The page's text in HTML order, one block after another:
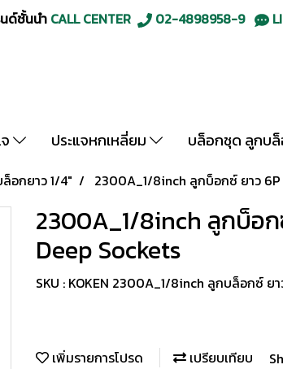
นด์ชั้นนำ CALL CENTER 02-4898958-9
จ ประแจหกเหลี่ยม บล็อกชุด ลูกบ
อกยาว 1/4" 2300A_1/8inch ลูกบ็อกซ์ ยาว 6P
2300A_1/8inch ลูกบ็อก
Deep Sockets
SKU : KOKEN 2300A_1/8inch ลูกบล็อกซ์ ยา
เพิ่มรายการโปรด เปรียบเทียบ